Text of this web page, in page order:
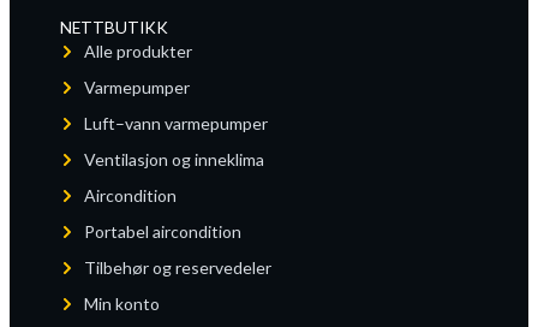
NETTBUTIKK
Alle produkter
Varmepumper
Luft–vann varmepumper
Ventilasjon og inneklima
Aircondition
Portabel aircondition
Tilbehør og reservedeler
Min konto